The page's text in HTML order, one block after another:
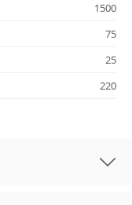
1500
75
25
220